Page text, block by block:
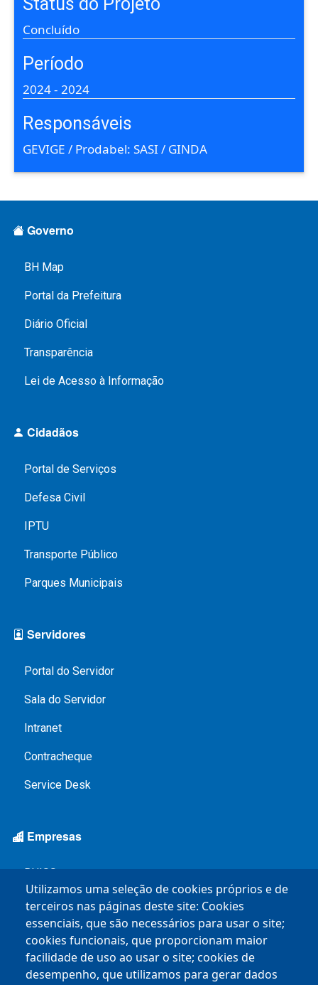
Concluído
Período
2024- 2024
Responsáveis
GEVIGE / Prodabel: SASI / GINDA
Utilizamos uma seleção de cookies próprios e de
terceiros nas páginas deste site: Cookies
essenciais, que são necessários para usar o site;
cookies funcionais, que proporcionam maior
facilidade de uso ao usar o site; cookies de
desempenho, que utilizamos para gerar dados
Governo
BH Map
Portal da Prefeitura
Diário Oficial
Transparência
Lei de Acesso à Informação
Cidadãos
Portal de Serviços
Defesa Civil
IPTU
Transporte Público
Parques Municipais
Servidores
Portal do Servidor
Sala do Servidor
Intranet
Contracheque
Service Desk
Empresas
BHISS
Chamamentos Públicos
Mapa Empreende BH
Espaço do Empreendedor